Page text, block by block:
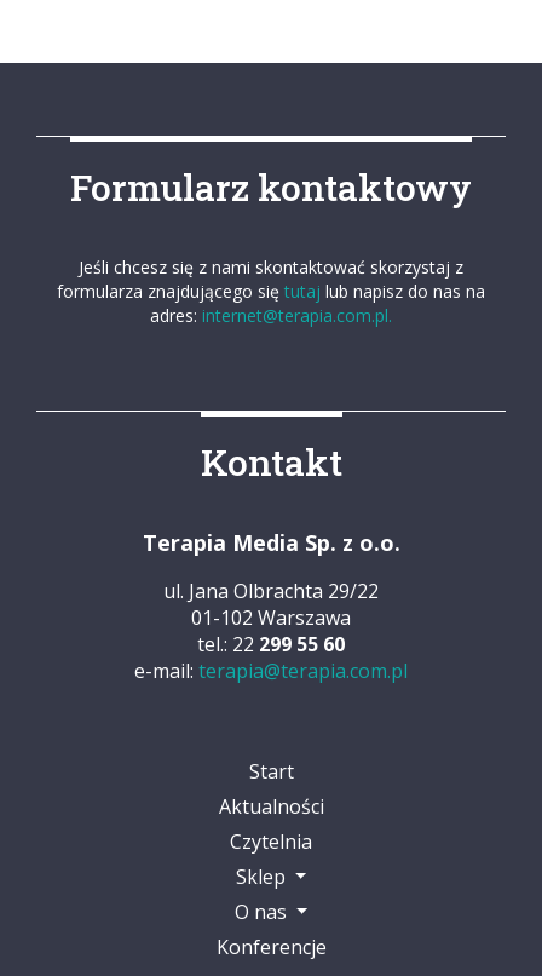
Formularz kontaktowy
Jeśli chcesz się z nami skontaktować skorzystaj z
formularza znajdującego się tutaj lub napisz do nas na
adres: internet@terapia.com.pl.
Kontakt
Terapia Media Sp. z o.o.
ul. Jana Olbrachta 29/22
01-102 Warszawa
tel.: 22 299 55 60
e-mail: terapia@terapia.com.pl
Start
Aktualności
Czytelnia
Sklep
O nas
Konferencje